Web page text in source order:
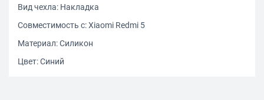
Вид чехла: Накладка
Совместимость с: Xiaomi Redmi 5
Материал: Силикон
Цвет: Синий